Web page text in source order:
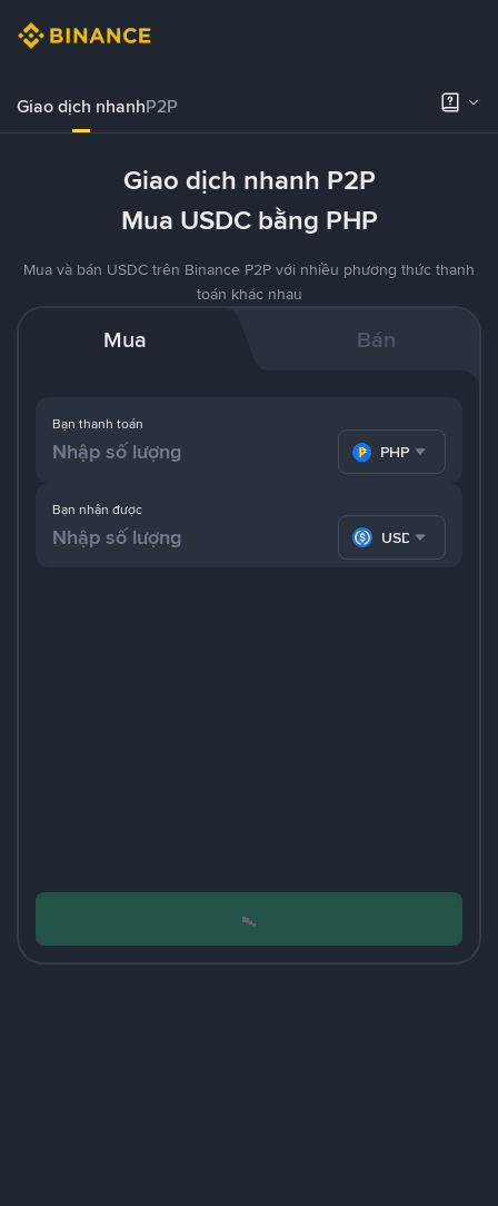
Giao dịch nhanhP2P
Giao dịch nhanh P2P
Mua USDC bằng PHP
Mua và bán USDC trên Binance P2P với nhiều phương thức thanh
toán khác nhau
Mua Bán
Bạn thanh toán
PHP
Bạn nhận được
USDC